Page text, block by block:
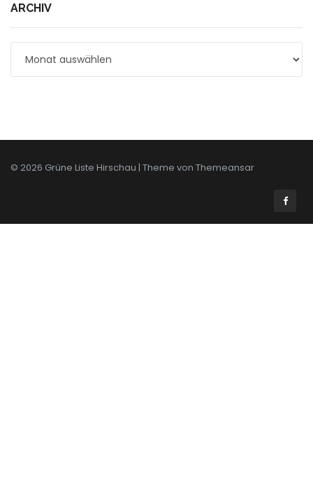
ARCHIV
© 2026 Grüne Liste Hirschau | Theme von Themeansar